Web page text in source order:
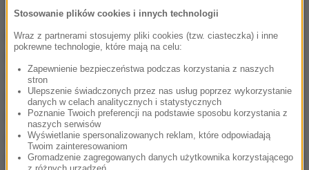
spełniona. Zostały również wykonane na życzenie
prokuratorów opinie uzupełniające - a więc tam,
gdzie prokuratorzy mieli jakieś zastrzeżenia co do
rozmaitych opinii, w tym do opinii tzw. wybuchowej,
tej która była sporządzana przez centralne
laboratorium Komendy Głównej Policji, czy też
zastrzeżenia i pytania, które prokuratorzy
formułowali w odniesieniu do tej kompleksowej opinii
Stosowanie plików cookies i innych technologii
Wraz z partnerami stosujemy pliki cookies (tzw. ciasteczka) i inne
pokrewne technologie, które mają na celu:
Zapewnienie bezpieczeństwa podczas korzystania z naszych
stron
Ulepszenie świadczonych przez nas usług poprzez wykorzystanie
danych w celach analitycznych i statystycznych
Poznanie Twoich preferencji na podstawie sposobu korzystania z
naszych serwisów
Wyświetlanie spersonalizowanych reklam, które odpowiadają
Twoim zainteresowaniom
Gromadzenie zagregowanych danych użytkownika korzystającego